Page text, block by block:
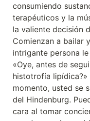
consumiendo
terapéuticos y la
la valiente decisión
Comienzan a bailar
intrigante persona
«Oye, antes de
histotrofía lipídica?»
momento, usted se
del Hindenburg.
cara al tomar